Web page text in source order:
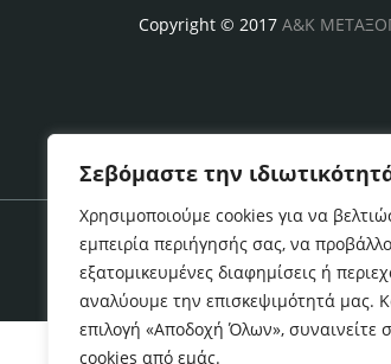
Σεβόμαστε την
Χρησιμοποιούμε cookies για να
εμπειρία περιήγησής σας, να
εξατομικευμένες διαφημίσεις ή
αναλύουμε την επισκεψιμότητά μας.
επιλογή «Αποδοχή Όλων», συναινείτε
cookies από εμάς.
Copyright © 2017 Α&Κ